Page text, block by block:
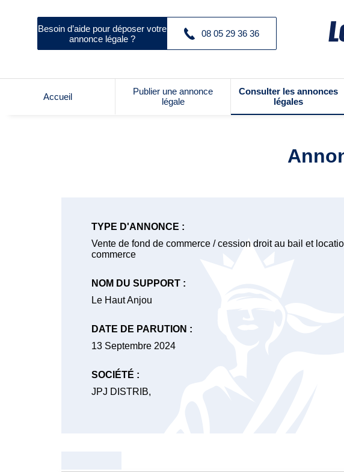
Besoin d’aide pour déposer votre
annonce légale ?
08 05 29 36 36
Accueil
Publier une annonce
légale
Consulter les annonces
légales
TYPE D'ANNONCE :
Vente de fond de commerce / cession droit au bail et
commerce
NOM DU SUPPORT :
Le Haut Anjou
DATE DE PARUTION :
13 Septembre 2024
SOCIÉTÉ :
JPJ DISTRIB,